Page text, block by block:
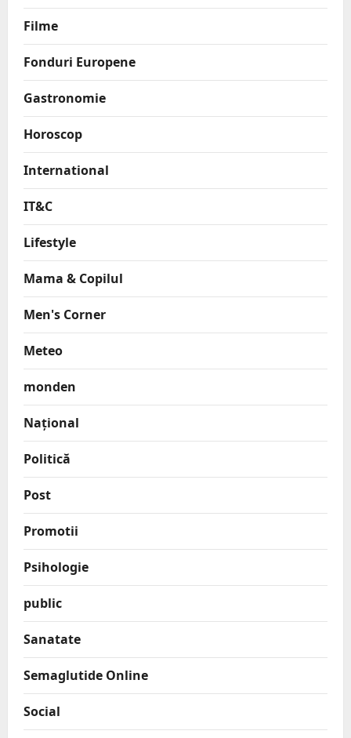
Filme
Fonduri Europene
Gastronomie
Horoscop
International
IT&C
Lifestyle
Mama & Copilul
Men's Corner
Meteo
monden
Național
Politică
Post
Promotii
Psihologie
public
Sanatate
Semaglutide Online
Social